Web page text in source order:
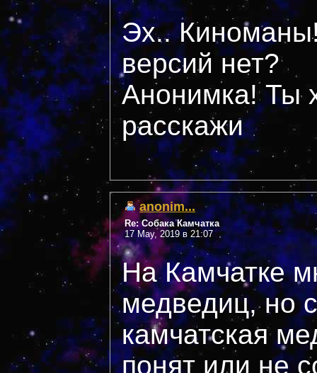
Эх..
версий нет?
Анонимка! Ты
расскажи
anonim...
Re: Собака Камчатка
17 May, 2019 в 21:07
На Камчатке
медведиц, но
камчатская
понят или не